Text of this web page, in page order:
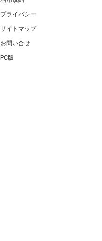
プライバシー
サイトマップ
お問い合せ
PC版